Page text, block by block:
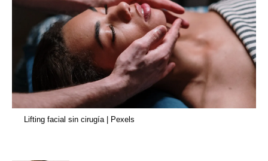
Lifting facial sin cirugía | Pexels